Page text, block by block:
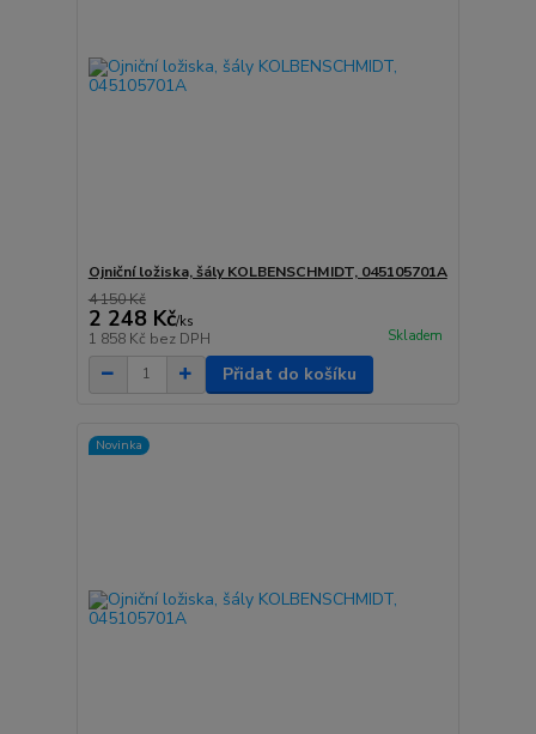
Ojniční ložiska, šály KOLBENSCHMIDT, 045105701A
4 150 Kč
2 248 Kč/ks
1 858 Kč bez DPH Skladem
Přidat do košíku
Novinka